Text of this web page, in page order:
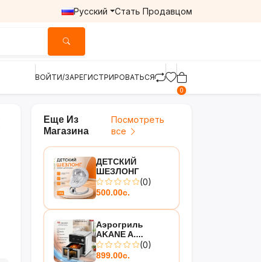
Русский Стать Продавцом
ВОЙТИ/ЗАРЕГИСТРИРОВАТЬСЯ
0
Еще Из
Магазина
Посмотреть
все
ДЕТСКИЙ
ШЕЗЛОНГ
(0)
500.00с.
Аэрогриль
AKANE A....
(0)
899.00с.